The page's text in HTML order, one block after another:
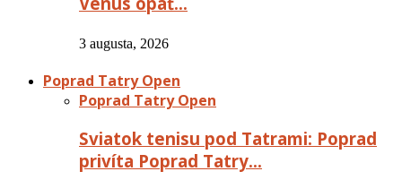
3 augusta, 2026
Poprad Tatry Open
Poprad Tatry Open
Sviatok tenisu pod Tatrami: Poprad
privíta Poprad Tatry…